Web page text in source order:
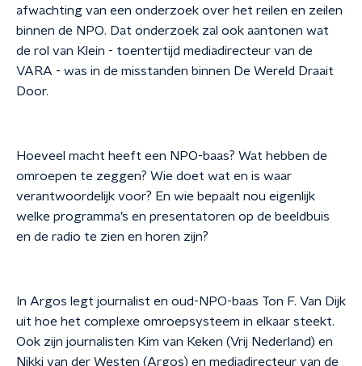
afwachting van een onderzoek over het reilen en zeilen
binnen de NPO. Dat onderzoek zal ook aantonen wat
de rol van Klein - toentertijd mediadirecteur van de
VARA - was in de misstanden binnen De Wereld Draait
Door.
Hoeveel macht heeft een NPO-baas? Wat hebben de
omroepen te zeggen? Wie doet wat en is waar
verantwoordelijk voor? En wie bepaalt nou eigenlijk
welke programma’s en presentatoren op de beeldbuis
en de radio te zien en horen zijn?
In Argos legt journalist en oud-NPO-baas Ton F. Van Dijk
uit hoe het complexe omroepsysteem in elkaar steekt.
Ook zijn journalisten Kim van Keken (Vrij Nederland) en
Nikki van der Westen (Argos) en mediadirecteur van de